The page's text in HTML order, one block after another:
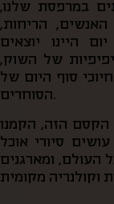
במרפסת שלנו,
הריחות,
היינו יוצאים
של השוק,
סוף היום של
הסוחרים.
הקסם הזה, הקמנו
סיורי אוכל
העולם, ומארגנים